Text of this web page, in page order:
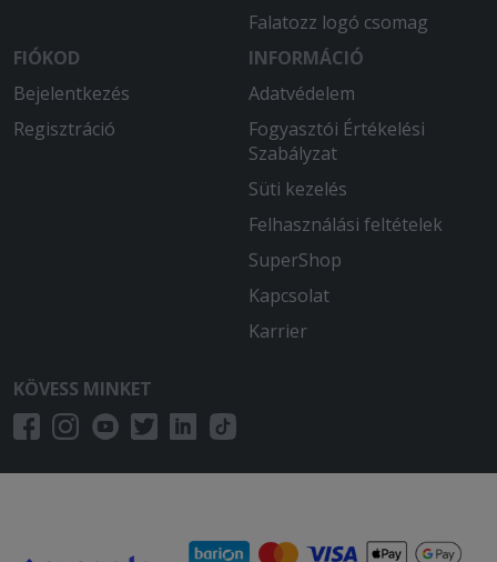
Falatozz logó csomag
FIÓKOD
Bejelentkezés
Regisztráció
INFORMÁCIÓ
Adatvédelem
Fogyasztói Értékelési
Szabályzat
Süti kezelés
Felhasználási feltételek
SuperShop
Kapcsolat
Karrier
KÖVESS MINKET